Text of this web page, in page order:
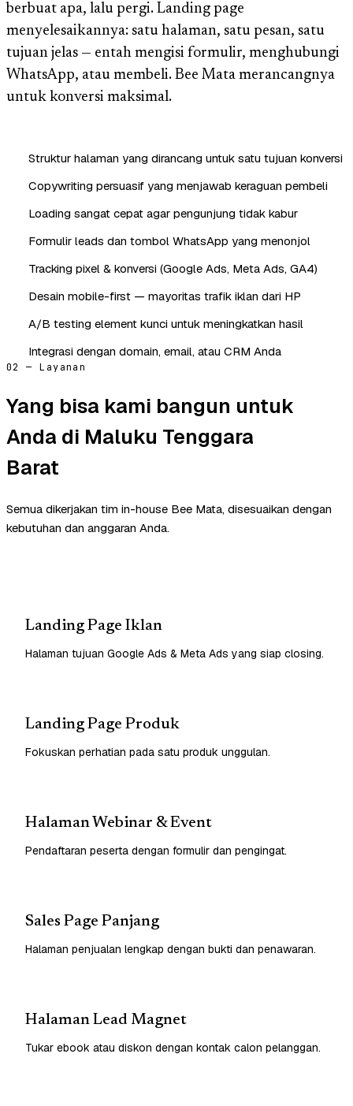
berbuat apa, lalu pergi. Landing page
menyelesaikannya: satu halaman, satu pesan, satu
tujuan jelas — entah mengisi formulir, menghubungi
WhatsApp, atau membeli. Bee Mata merancangnya
untuk konversi maksimal.
Struktur halaman yang dirancang untuk satu tujuan konversi
Copywriting persuasif yang menjawab keraguan pembeli
Loading sangat cepat agar pengunjung tidak kabur
Formulir leads dan tombol WhatsApp yang menonjol
Tracking pixel & konversi (Google Ads, Meta Ads, GA4)
Desain mobile-first — mayoritas trafik iklan dari HP
A/B testing element kunci untuk meningkatkan hasil
Integrasi dengan domain, email, atau CRM Anda
02 — Layanan
Yang bisa kami bangun untuk
Anda di Maluku Tenggara
Barat
Semua dikerjakan tim in-house Bee Mata, disesuaikan dengan
kebutuhan dan anggaran Anda.
Landing Page Iklan
Halaman tujuan Google Ads & Meta Ads yang siap closing.
Landing Page Produk
Fokuskan perhatian pada satu produk unggulan.
Halaman Webinar & Event
Pendaftaran peserta dengan formulir dan pengingat.
Sales Page Panjang
Halaman penjualan lengkap dengan bukti dan penawaran.
Halaman Lead Magnet
Tukar ebook atau diskon dengan kontak calon pelanggan.